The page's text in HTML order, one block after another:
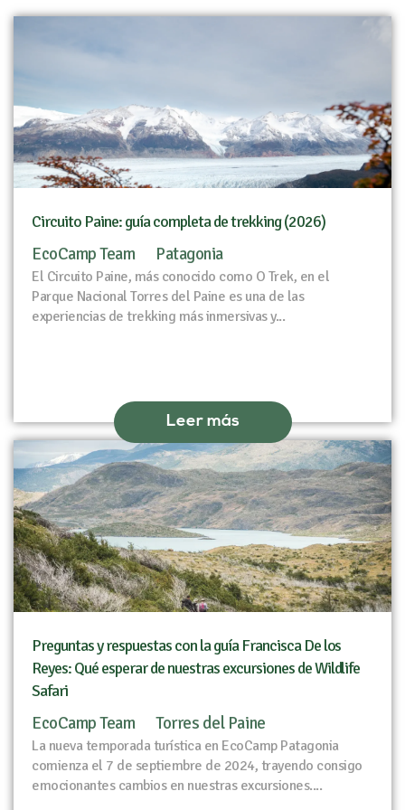
Circuito Paine: guía completa de trekking (2026)
EcoCamp Team Patagonia
El Circuito Paine, más conocido como O Trek, en el
Parque Nacional Torres del Paine es una de las
experiencias de trekking más inmersivas y...
Leer más
Preguntas y respuestas con la guía Francisca De los
Reyes: Qué esperar de nuestras excursiones de Wildlife
Safari
EcoCamp Team Torres del Paine
La nueva temporada turística en EcoCamp Patagonia
comienza el 7 de septiembre de 2024, trayendo consigo
emocionantes cambios en nuestras excursiones....